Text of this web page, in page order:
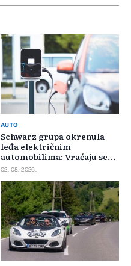
AUTO
Schwarz grupa okrenula
leđa električnim
automobilima: Vraćaju se
benzincima i dizelašima
02. 08. 2026.